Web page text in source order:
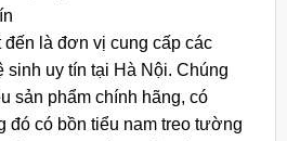
là đơn vị cung cấp các
sinh uy tín tại Hà Nội. Chúng
sản phẩm chính hãng, có
đó có bồn tiểu nam treo tường